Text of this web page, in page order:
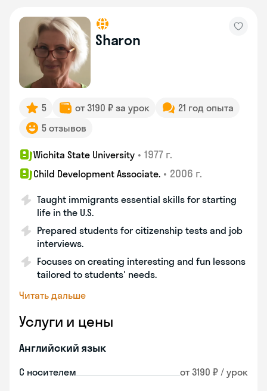
Sharon
5 от 3190 ₽ за урок
21 год опыта
5 отзывов
Wichita State University • 1977 г.
Child Development Associate. • 2006 г.
Taught immigrants essential skills for starting
life in the U.S.
Prepared students for citizenship tests and job
interviews.
Focuses on creating interesting and fun lessons
tailored to students' needs.
Читать дальше
Услуги и цены
Английский язык
С носителем от 3190 ₽ / урок